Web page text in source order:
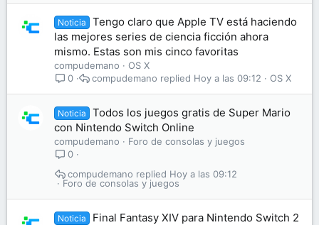
Noticia
Tengo claro que Apple TV está haciendo
las mejores series de ciencia ficción ahora
mismo. Estas son mis cinco favoritas
compudemano
OS X
0
OS X
Hoy a las 09:12
compudemano
Noticia
Todos los juegos gratis de Super Mario
con Nintendo Switch Online
compudemano
Foro de consolas y juegos
0
Foro de consolas y juegos
Hoy a las 09:12
compudemano
Noticia
Final Fantasy XIV para Nintendo Switch 2